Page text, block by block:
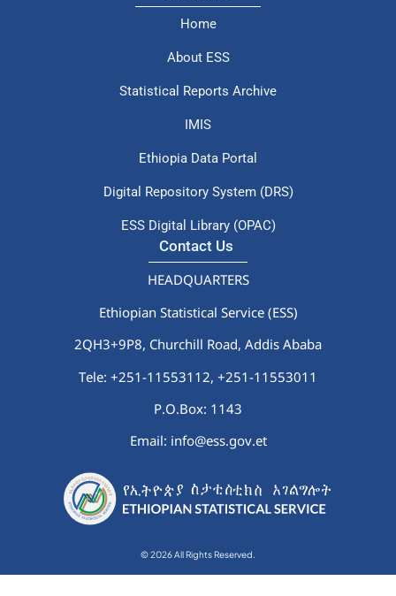
Home
About ESS
Statistical Reports Archive
IMIS
Ethiopia Data Portal
Digital Repository System (DRS)
ESS Digital Library (OPAC)
Contact Us
HEADQUARTERS
Ethiopian Statistical Service (ESS)
2QH3+9P8, Churchill Road, Addis Ababa
Tele: +251-11553112, +251-11553011
P.O.Box: 1143
Email: info@ess.gov.et
© 2026 All Rights Reserved.